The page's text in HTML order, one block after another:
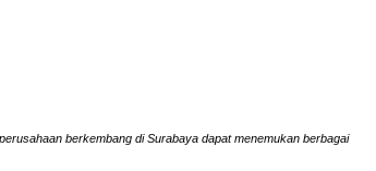
berkembang di Surabaya dapat menemukan berbagai